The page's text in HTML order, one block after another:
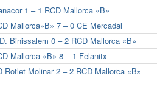
1 – 1 RCD Mallorca «B»
Mallorca»B» 7 – 0 CE Mercadal
Binissalem 0 – 2 RCD Mallorca «B»
Mallorca «B» 8 – 1 Felanitx
Rotlet Molinar 2 – 2 RCD Mallorca «B»